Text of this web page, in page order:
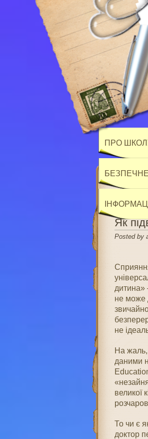
ПРО
Як
Posted by
дитина»
не може
не
На жаль,
даними
великої
То чи є
доктор